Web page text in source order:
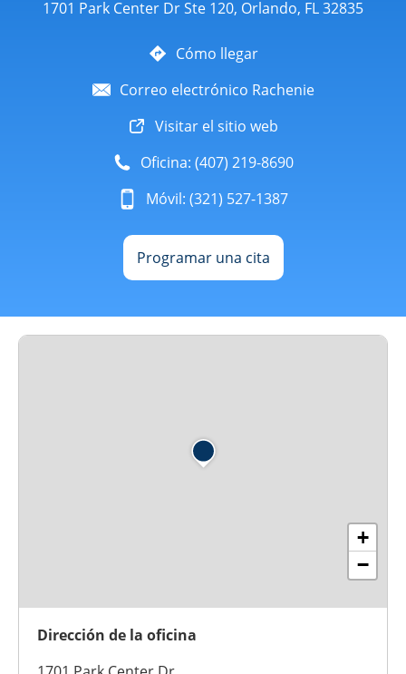
1701 Park Center Dr Ste 120, Orlando, FL 32835
Cómo llegar
Correo electrónico Rachenie
Visitar el sitio web
Oficina: (407) 219-8690
Móvil: (321) 527-1387
Programar una cita
+
−
Dirección de la oficina